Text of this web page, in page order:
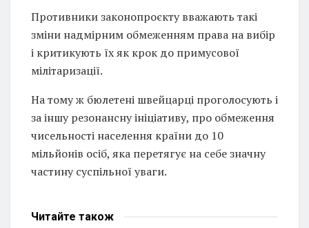
Противники законопроєкту вважають такі
зміни надмірним обмеженням права на вибір
і критикують їх як крок до примусової
мілітаризації.
На тому ж бюлетені швейцарці проголосують і
за іншу резонансну ініціативу, про обмеження
чисельності населення країни до 10
мільйонів осіб, яка перетягує на себе значну
частину суспільної уваги.
Читайте також